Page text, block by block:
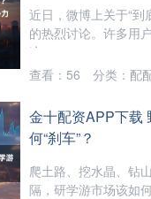
近日，微博上关于“
的热烈讨论。许多用
这....
查看： 56 分类： 配
金十配资APP下载
何“刹车”？
爬土路、挖水晶、钻
隔，研学游市场该如
3900.35